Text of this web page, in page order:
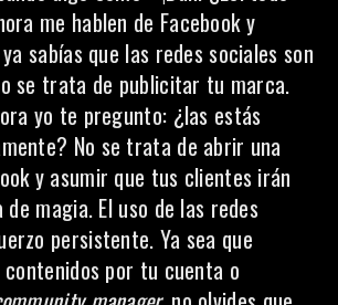
me hablen de Facebook y
sabías que las redes sociales son
se trata de publicitar tu marca.
yo te pregunto: ¿las estás
No se trata de abrir una
y asumir que tus clientes irán
magia. El uso de las redes
persistente. Ya sea que
por tu cuenta o